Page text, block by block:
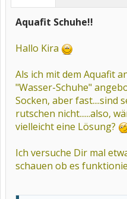
Aquafit Schuhe!!
Hallo Kira
Als ich mit dem Aquafit
"Wasser-Schuhe"
Socken, aber fast....sind
rutschen nicht......also,
vielleicht eine Lösung?
Ich versuche Dir mal
schauen ob es